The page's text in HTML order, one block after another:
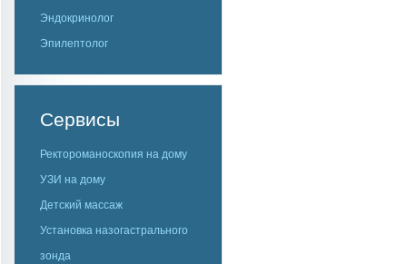
Эндокринолог
Эпилептолог
Сервисы
Ректороманоскопия на дому
УЗИ на дому
Детский массаж
Установка назогастрального
зонда